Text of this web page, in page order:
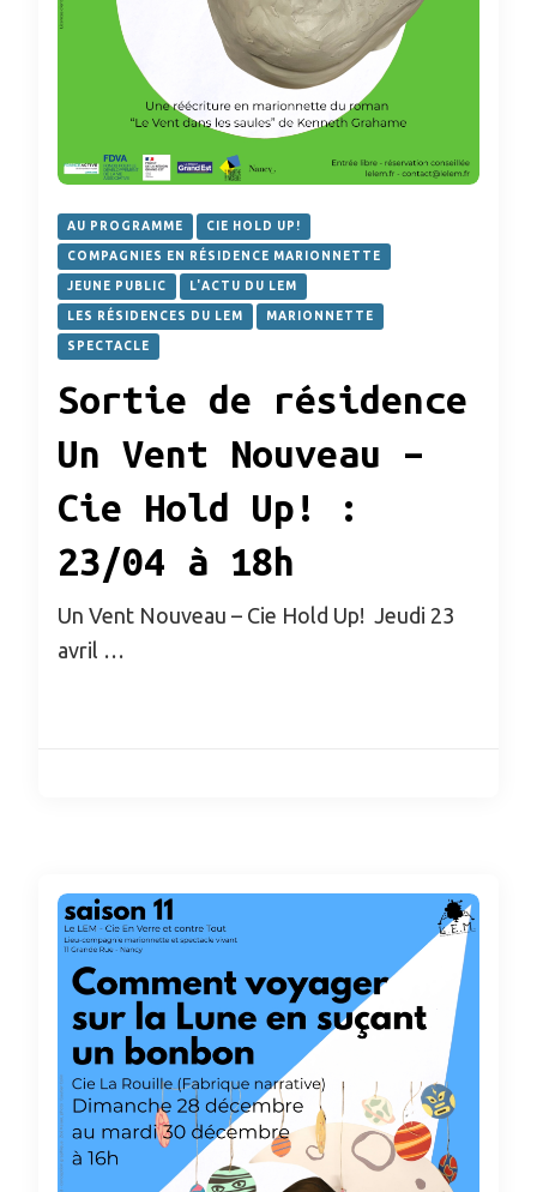
AU PROGRAMME CIE HOLD UP!
COMPAGNIES EN RÉSIDENCE MARIONNETTE
JEUNE PUBLIC L'ACTU DU LEM
LES RÉSIDENCES DU LEM MARIONNETTE
SPECTACLE
Sortie de résidence
Un Vent Nouveau –
Cie Hold Up! :
23/04 à 18h
Un Vent Nouveau – Cie Hold Up! Jeudi 23
avril …